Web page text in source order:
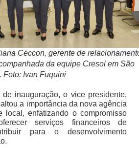
Ceccon, gerente de
da equipe Cresol em São
Foto: Ivan Fuquini
inauguração, o vice presidente,
a importância da nova agência
local, enfatizando o compromisso
serviços financeiros de
para o desenvolvimento